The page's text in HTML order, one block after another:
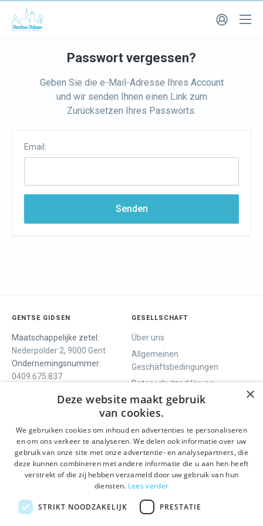
Passwort vergessen?
Geben Sie die e-Mail-Adresse Ihres Account
und wir senden Ihnen einen Link zum
Zurücksetzen Ihres Passworts.
Email:
Senden
GENTSE GIDSEN
Maatschappelijke zetel:
Nederpolder 2, 9000 Gent
Ondernemingsnummer:
0409.675.837
GESELLSCHAFT
Über uns
Allgemeinen
Geschäftsbedingungen
Datenschutzerklärung
Contact
WIR BIETEN
Geführte Tour
Tagesprogramm
Aktivitäten
SOCIALS
Facebook
Instagram
LinkedIn
×
Deze website maakt gebruik
van cookies.
We gebruiken cookies om inhoud en advertenties te personaliseren
en om ons verkeer te analyseren. We delen ook informatie over uw
gebruik van onze site met onze advertentie- en analysepartners, die
deze kunnen combineren met andere informatie die u aan hen heeft
verstrekt of die zij hebben verzameld door uw gebruik van hun
diensten. Lees verder
STRIKT NOODZAKELIJK PRESTATIE